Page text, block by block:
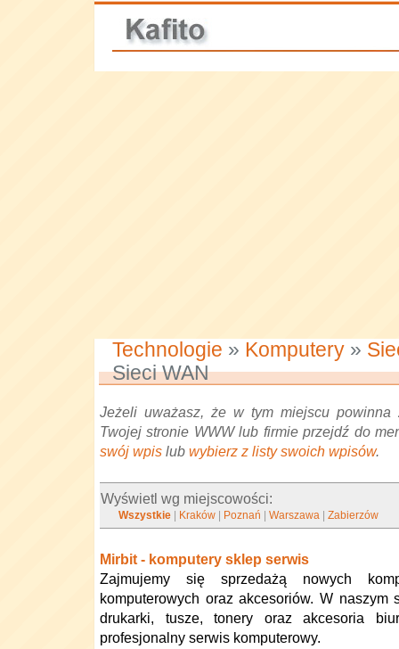
Technologie » Komputery »
Sieci WAN
Jeżeli uważasz, że w tym miejscu powinna
Twojej stronie WWW lub firmie przejdź do
swój wpis lub wybierz z listy swoich wpisów.
Wyświetl wg miejscowości:
Wszystkie Kraków Poznań |Warszawa |Zabierzów
Mirbit - komputery sklep serwis
Zajmujemy się sprzedażą nowych
komputerowych oraz akcesoriów. W naszym
drukarki, tusze, tonery oraz akcesoria
profesjonalny serwis komputerowy.